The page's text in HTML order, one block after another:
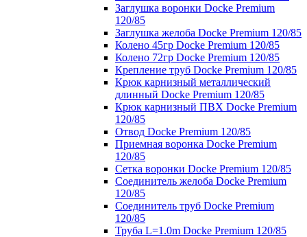
Заглушка воронки Docke Premium
120/85
Заглушка желоба Docke Premium 120/85
Колено 45гр Docke Premium 120/85
Колено 72гр Docke Premium 120/85
Крепление труб Docke Premium 120/85
Крюк карнизный металлический
длинный Docke Premium 120/85
Крюк карнизный ПВХ Docke Premium
120/85
Отвод Docke Premium 120/85
Приемная воронка Docke Premium
120/85
Сетка воронки Docke Premium 120/85
Соединитель желоба Docke Premium
120/85
Соединитель труб Docke Premium
120/85
Труба L=1.0m Docke Premium 120/85